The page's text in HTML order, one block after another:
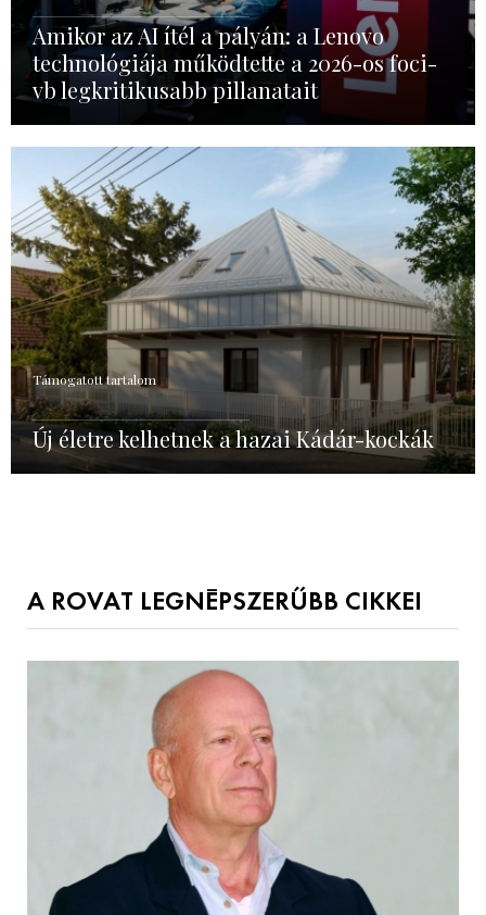
Amikor az AI ítél a pályán: a Lenovo
technológiája működtette a 2026-os foci-
vb legkritikusabb pillanatait
Támogatott tartalom
Új életre kelhetnek a hazai Kádár-kockák
A ROVAT LEGNÉPSZERŰBB CIKKEI